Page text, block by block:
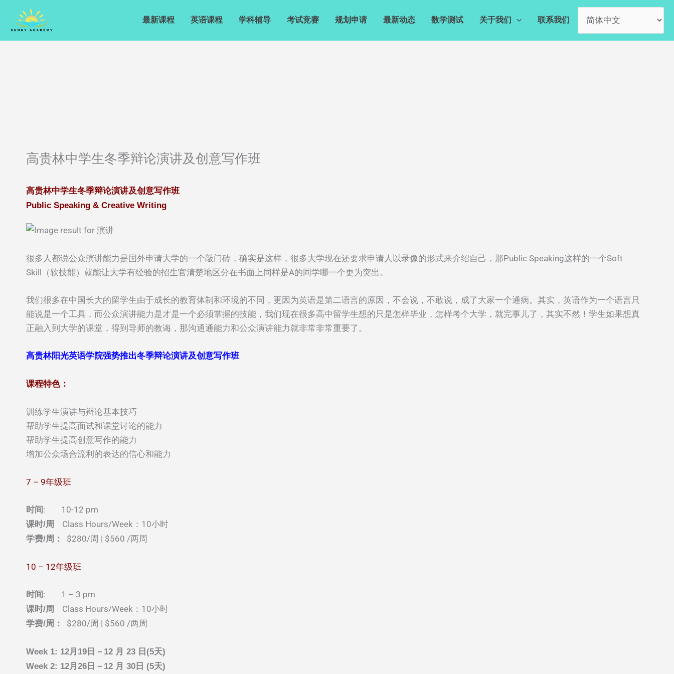
content
最新课程 英语课程 学科辅导 考试竞赛 规划申请 最新动态 数学测试 关于我们 联系我们
高贵林中学生冬季辩论演讲及创意写作班
高贵林中学生冬季辩论演讲及创意写作班
Public Speaking & Creative Writing
很多人都说公众演讲能力是国外申请大学的一个敲门砖，确实是这样，很多大学现在还要求申请人以录像的形式来介绍自己，那Public Speaking这样的一个Soft
Skill（软技能）就能让大学有经验的招生官清楚地区分在书面上同样是A的同学哪一个更为突出。
我们很多在中国长大的留学生由于成长的教育体制和环境的不同，更因为英语是第二语言的原因，不会说，不敢说，成了大家一个通病。其实，英语作为一个语言只
能说是一个工具，而公众演讲能力是才是一个必须掌握的技能，我们现在很多高中留学生想的只是怎样毕业，怎样考个大学，就完事儿了，其实不然！学生如果想真
正融入到大学的课堂，得到导师的教诲，那沟通通能力和公众演讲能力就非常非常重要了。
高贵林阳光英语学院强势推出冬季辩论演讲及创意写作班
课程特色：
训练学生演讲与辩论基本技巧
帮助学生提高面试和课堂讨论的能力
帮助学生提高创意写作的能力
增加公众场合流利的表达的信心和能力
7 – 9年级班
时间 : 10-12 pm
课时/周 Class Hours/Week：10小时
学费/周： $280/周 | $560 /两周
10 – 12年级班
时间 : 1 – 3 pm
课时/周 Class Hours/Week：10小时
学费/周： $280/周 | $560 /两周
Week 1: 12月19日－12 月 23 日(5天)
Week 2: 12月26日－12 月 30日 (5天)